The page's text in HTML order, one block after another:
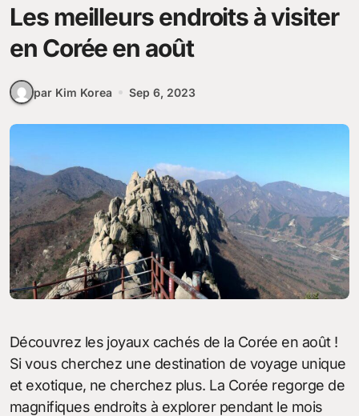
Les meilleurs endroits à visiter
en Corée en août
par Kim Korea Sep 6, 2023
Découvrez les joyaux cachés de la Corée en août !
Si vous cherchez une destination de voyage unique
et exotique, ne cherchez plus. La Corée regorge de
magnifiques endroits à explorer pendant le mois